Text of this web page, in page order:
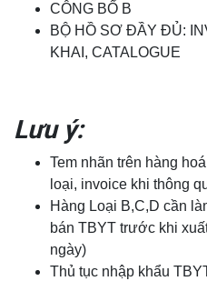
CÔNG BỐ B
BỘ HỒ SƠ ĐẦY ĐỦ:
KHAI, CATALOGUE
Lưu ý:
Tem nhãn trên hàng
loại, invoice khi thông
Hàng Loại B,C,D cần
bán TBYT trước khi
ngày)
Thủ tục nhập khẩu